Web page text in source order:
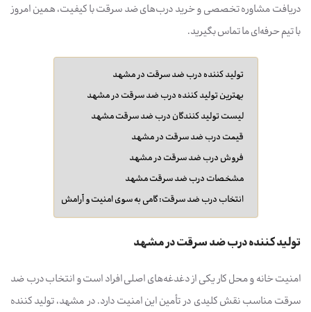
دریافت مشاوره تخصصی و خرید درب‌های ضد سرقت با کیفیت، همین امروز
با تیم حرفه‌ای ما تماس بگیرید.
تولید کننده درب ضد سرقت در مشهد
بهترین تولید کننده درب ضد سرقت در مشهد
لیست تولید کنندگان درب ضد سرقت مشهد
قیمت درب ضد سرقت در مشهد
فروش درب ضد سرقت در مشهد
مشخصات درب ضد سرقت مشهد
انتخاب درب ضد سرقت: گامی به سوی امنیت و آرامش
تولید کننده درب ضد سرقت در مشهد
امنیت خانه و محل کار یکی از دغدغه‌های اصلی افراد است و انتخاب درب ضد
سرقت مناسب نقش کلیدی در تأمین این امنیت دارد. در مشهد، تولید کننده